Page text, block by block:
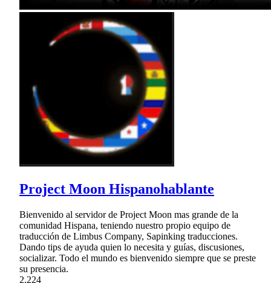
Project Moon Hispanohablante
Bienvenido al servidor de Project Moon mas grande de la
comunidad Hispana, teniendo nuestro propio equipo de
traducción de Limbus Company, Sapinking traducciones.
Dando tips de ayuda quien lo necesita y guías, discusiones,
socializar. Todo el mundo es bienvenido siempre que se preste
su presencia.
2,224